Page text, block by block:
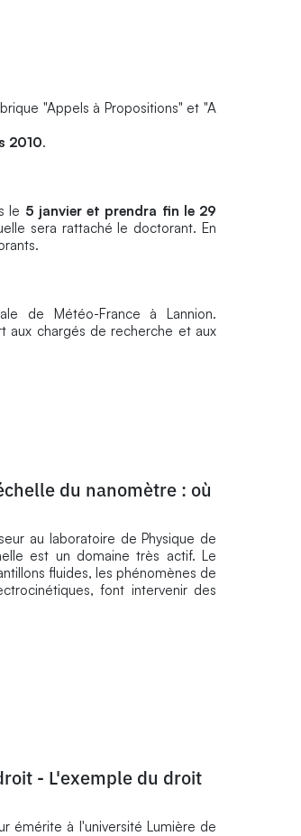
"Appels à Propositions" et "A
2010.
le 5 janvier et prendra fin le 29
sera rattaché le doctorant. En
de Météo-France à Lannion.
aux chargés de recherche et aux
du nanomètre : où
au laboratoire de Physique de
est un domaine très actif. Le
fluides, les phénomènes de
font intervenir des
- L'exemple du droit
émérite à l'université Lumière de